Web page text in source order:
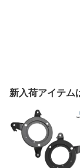
新入荷アイテム